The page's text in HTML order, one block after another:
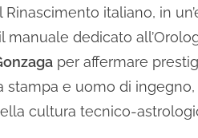
Rinascimento italiano, in
manuale dedicato
per affermare
stampa e uomo di
cultura tecnico-